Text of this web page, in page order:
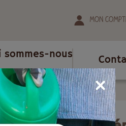
Mon
sommes-nous
prêt à l'emploi 500 ml